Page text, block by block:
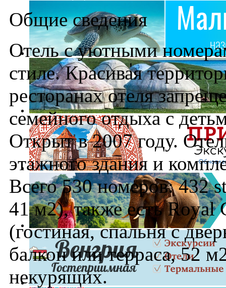
Общие сведения
Отель с уютными
стиле. Красивая
ресторанах отеля
семейного отдыха с
Открыт в 2007 году.
этажного здания и
Всего 530 номеров: 432
41 м2), также есть Royal
(гостиная, спальня с
балкон или терраса, 52
некурящих.